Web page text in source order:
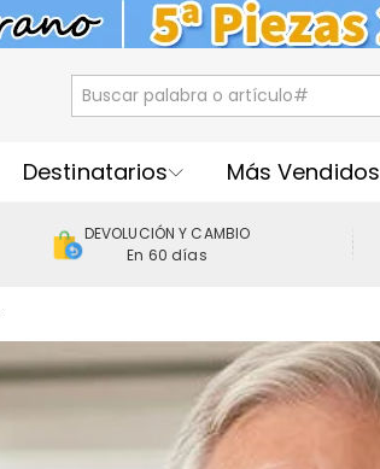
Destinatarios Más Vendidos
DEVOLUCIÓN Y CAMBIO
En 60 días